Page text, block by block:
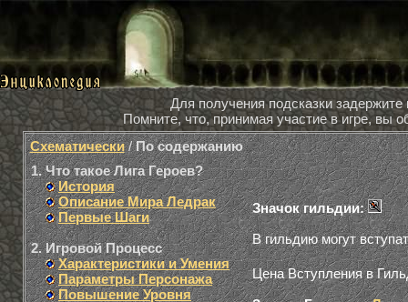
Для получения подсказки
Помните, что, принимая участие в игре, вы
Схематически/По содержанию
1. Что такое Лига Героев?
История
Описание Мира Ледрак
Первые Шаги
2. Игровой Процесс
Характеристики и Умения
Параметры Персонажа
Повышение Уровня
Значок гильдии:
В гильдию могут
Цена Вступления в